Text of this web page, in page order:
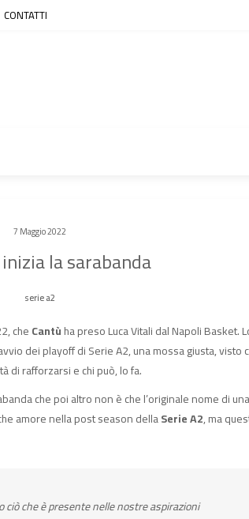
CONTATTI
7 Maggio 2022
la sarabanda
serie a2
cheCantùha preso Luca Vitali dal Napoli Basket.
dei playoff di Serie A2, una mossa giusta, visto
di rafforzarsi e chi può, lo fa.
che poi altro non è che l’originale nome di
amore nella post season dellaSerie A2, ma
ciò che è presente nelle nostre aspirazioni